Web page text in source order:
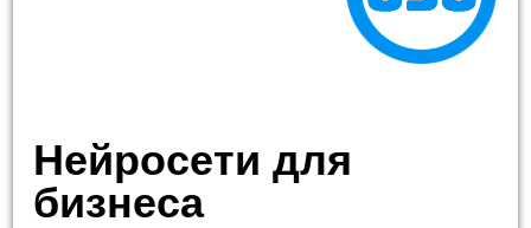
Нейросети для
бизнеса